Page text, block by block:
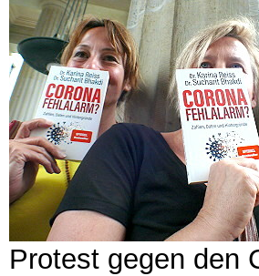
Protest gegen den